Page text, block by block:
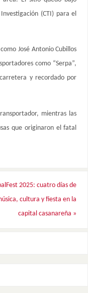
(CTI) para el
José Antonio Cubillos
como “Serpa”,
y recordado por
mientras las
que originaron el fatal
2025: cuatro días de
cultura y fiesta en la
capital casanareña »